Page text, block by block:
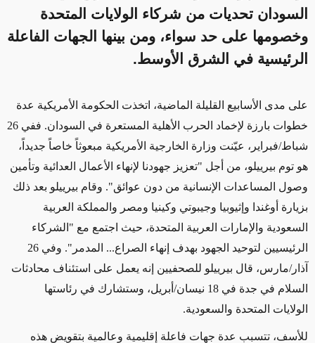
السودان تحديات من شركاء الولايات المتحدة
وخصومها على حد سواء، ومن بينها الجهات الفاعلة
الرئيسية في الشرق الأوسط.
على مدى الأسابيع القليلة الماضية، اتخذت الحكومة الأمريكية عدة
خطوات بارزة لإخماد الحرب الأهلية المستعرة في السودان. ففي 26
شباط/فبراير، عيّنت وزارة الخارجية الأمريكية مبعوثاً خاصاً جديداً،
هو توم بيرييلو، من أجل "تعزيز جهودنا لإنهاء الأعمال العدائية وتأمين
وصول المساعدات الإنسانية من دون عوائق". وقام بيرييلو بعد ذلك
بزيارة أوغندا وإثيوبيا وجيبوتي وكينيا ومصر والمملكة العربية
السعودية والإمارات العربية المتحدة، حيث اجتمع مع "الشركاء
الرئيسيين لتوحيد الجهود بهدف إنهاء الصراع... المدمر". وفي 26
آذار/مارس، قال بيرييلو للصحفيين إنه يعمل على استئناف محادثات
السلام في جدة في 18 نيسان/أبريل، وستشارك في رئاستها
الولايات المتحدة والسعودية.
للأسف، تتسبب عدة جهات فاعلة إقليمية وعالمية بتقويض هذه